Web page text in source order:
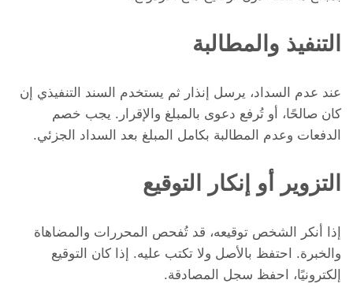
التنفيذ والمطالبة
عند عدم السداد، يرسل إنذار ثم يستخدم السند التنفيذي إن
كان صالحًا، أو تُرفع دعوى بالمبلغ والإقرار. يجب خصم
الدفعات وعدم المطالبة بكامل المبلغ بعد السداد الجزئي.
التزوير أو إنكار التوقيع
إذا أنكر الشخص توقيعه، قد تُفحص المحررات والمضاهاة
والخبرة. احتفظ بالأصل ولا تكتب عليه. إذا كان التوقيع
إلكترونيًا، احفظ سجل المصادقة.